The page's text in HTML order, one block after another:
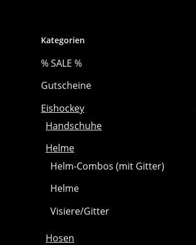
Kategorien
% SALE %
Gutscheine
Eishockey
Handschuhe
Helme
Helm-Combos (mit Gitter)
Helme
Visiere/Gitter
Hosen